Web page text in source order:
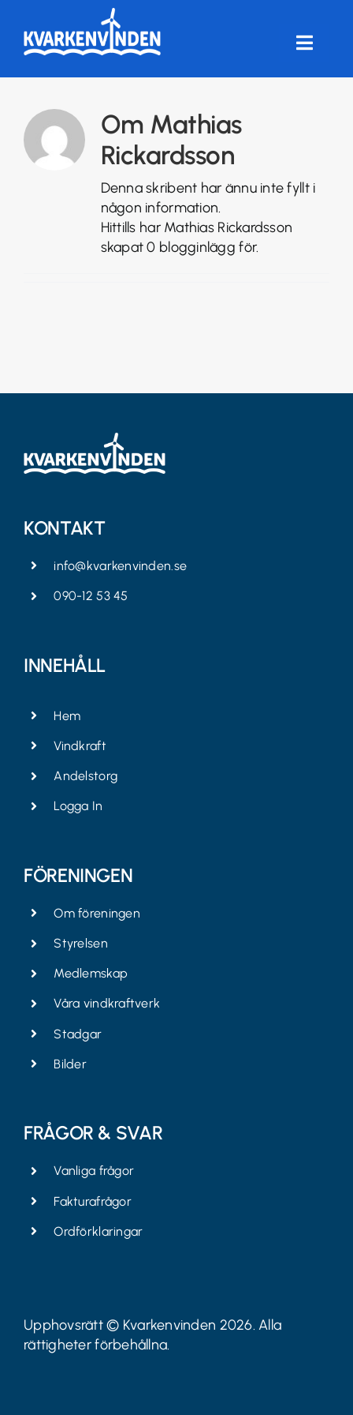
innehållet
Toggle
FÖRENINGEN
FRÅGOR & SVAR
Om Mathias
Rickardsson
Denna skribent har ännu inte fyllt i
någon information.
Hittills har Mathias Rickardsson
skapat 0 blogginlägg för.
KONTAKT
info@kvarkenvinden.se
090-12 53 45
INNEHÅLL
Hem
Vindkraft
Andelstorg
Logga In
FÖRENINGEN
Om föreningen
Styrelsen
Medlemskap
Våra vindkraftverk
Stadgar
Bilder
FRÅGOR & SVAR
Vanliga frågor
Fakturafrågor
Ordförklaringar
Upphovsrätt © Kvarkenvinden 2026. Alla
rättigheter förbehållna.